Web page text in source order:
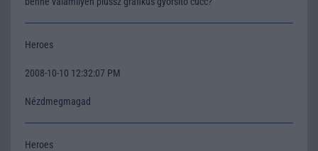
Heroes
2008-10-10 12:32:07 PM
Nézdmegmagad
Heroes